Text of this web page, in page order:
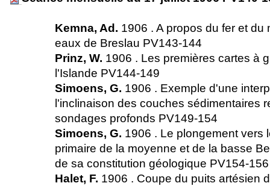
Kemna, Ad. 1906 . A propos du fer et
eaux de Breslau PV143-144
Prinz, W. 1906 . Les premières cartes à
l'Islande PV144-149
Simoens, G. 1906 . Exemple d'une
l'inclinaison des couches sédimentaires
sondages profonds PV149-154
Simoens, G. 1906 . Le plongement vers
primaire de la moyenne et de la basse
de sa constitution géologique PV154-
Halet, F. 1906 . Coupe du puits artésien